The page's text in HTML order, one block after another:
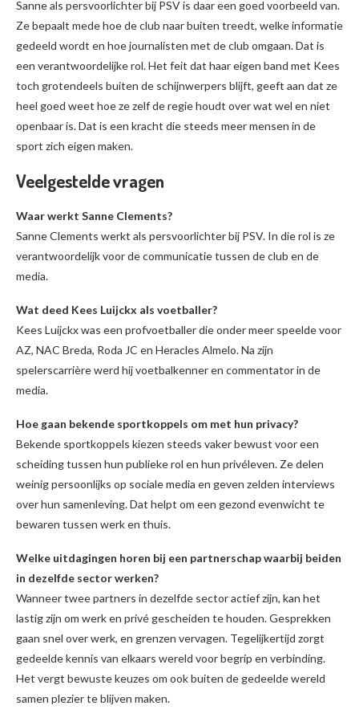
Sanne als persvoorlichter bij PSV is daar een goed voorbeeld van.
Ze bepaalt mede hoe de club naar buiten treedt, welke informatie
gedeeld wordt en hoe journalisten met de club omgaan. Dat is
een verantwoordelijke rol. Het feit dat haar eigen band met Kees
toch grotendeels buiten de schijnwerpers blijft, geeft aan dat ze
heel goed weet hoe ze zelf de regie houdt over wat wel en niet
openbaar is. Dat is een kracht die steeds meer mensen in de
sport zich eigen maken.
Veelgestelde vragen
Waar werkt Sanne Clements?
Sanne Clements werkt als persvoorlichter bij PSV. In die rol is ze
verantwoordelijk voor de communicatie tussen de club en de
media.
Wat deed Kees Luijckx als voetballer?
Kees Luijckx was een profvoetballer die onder meer speelde voor
AZ, NAC Breda, Roda JC en Heracles Almelo. Na zijn
spelerscarrière werd hij voetbalkenner en commentator in de
media.
Hoe gaan bekende sportkoppels om met hun privacy?
Bekende sportkoppels kiezen steeds vaker bewust voor een
scheiding tussen hun publieke rol en hun privéleven. Ze delen
weinig persoonlijks op sociale media en geven zelden interviews
over hun samenleving. Dat helpt om een gezond evenwicht te
bewaren tussen werk en thuis.
Welke uitdagingen horen bij een partnerschap waarbij beiden
in dezelfde sector werken?
Wanneer twee partners in dezelfde sector actief zijn, kan het
lastig zijn om werk en privé gescheiden te houden. Gesprekken
gaan snel over werk, en grenzen vervagen. Tegelijkertijd zorgt
gedeelde kennis van elkaars wereld voor begrip en verbinding.
Het vergt bewuste keuzes om ook buiten de gedeelde wereld
samen plezier te blijven maken.